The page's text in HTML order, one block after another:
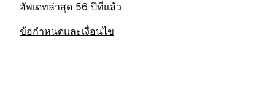
อัพเดทล่าสุด 56 ปีที่แล้ว
ข้อกำหนดและเงื่อนไข